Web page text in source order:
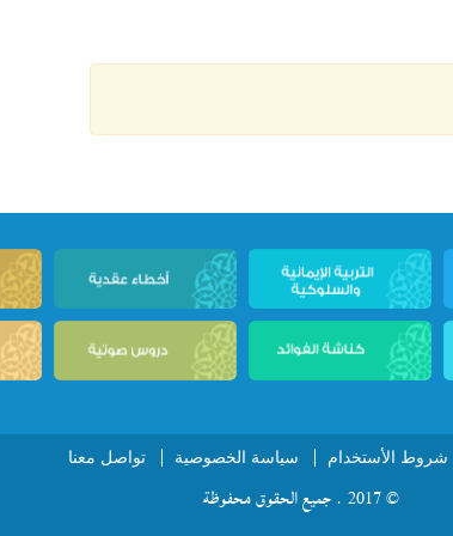
شروط الأستخدام سياسة الخصوصية تواصل معنا
© 2017 . جميع الحقوق محفوظة